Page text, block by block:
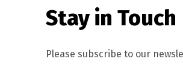
Stay in Touch
Please subscribe to our